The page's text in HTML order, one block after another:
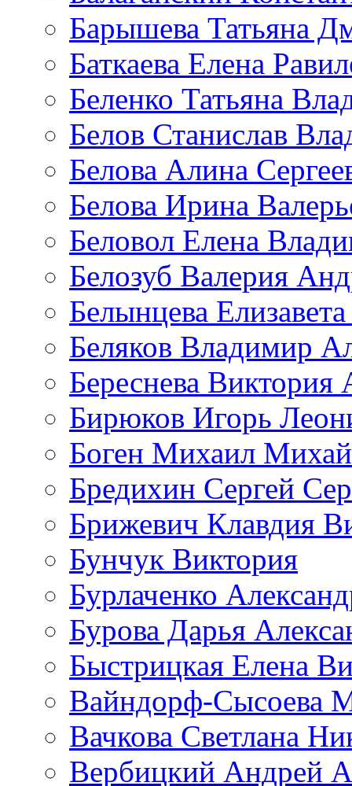
Барышева Татьяна
Баткаева Елена
Беленко Татьяна
Белов Станислав
Белова Алина
Белова Ирина
Беловол Елена
Белозуб Валерия
Белынцева
Беляков Владимир
Береснева Виктория
Бирюков Игорь
Боген Михаил
Бредихин Сергей
Брижевич Клавдия
Бунчук Виктория
Бурлаченко
Бурова Дарья
Быстрицкая Елена
Вайндорф-Сысоева
Вачкова Светлана
Вербицкий Андрей